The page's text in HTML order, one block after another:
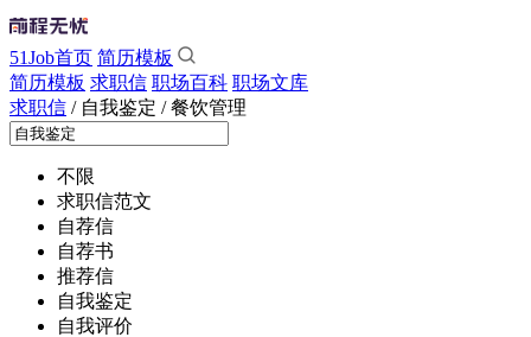
51Job首页 简历模板
简历模板 求职信 职场百科 职场文库
求职信 / 自我鉴定 /餐饮管理
不限
求职信范文
自荐信
自荐书
推荐信
自我鉴定
自我评价